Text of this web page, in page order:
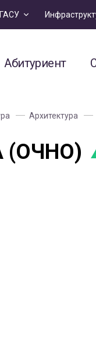
Абитуриент
Архитектура
(ОЧНО)